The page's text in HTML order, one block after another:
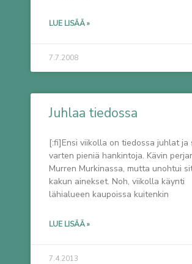
LUE LISÄÄ »
7.7.2008
Juhlaa tiedossa
[:fi]Ensi viikolla on tiedossa juhlat ja
varten pieniä hankintoja. Kävin
Murren Murkinassa, mutta unohtui
kakun ainekset. Noh, viikolla käynti
lähialueen kaupoissa kuitenkin
LUE LISÄÄ »
7.4.2013